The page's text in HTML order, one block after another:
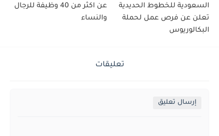
السعودية للخطوط الحديدية
تعلن عن فرص عمل لحملة
البكالوريوس
عن اكثر من 40 وظيفة للرجال
والنساء
تعليقات
إرسال تعليق